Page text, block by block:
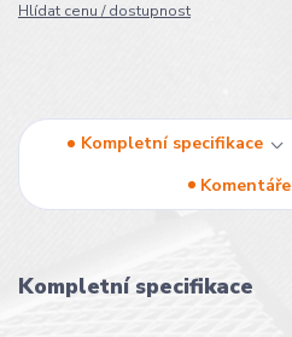
Hlídat cenu / dostupnost
Kompletní specifikace
Komentáře
Kompletní specifikace